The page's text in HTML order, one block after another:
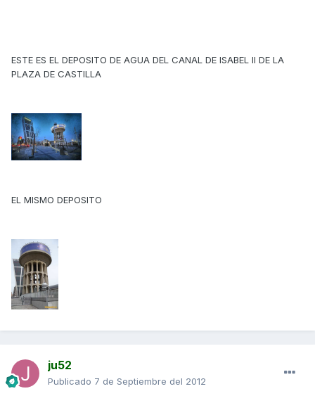
ESTE ES EL DEPOSITO DE AGUA DEL CANAL DE ISABEL II DE LA
PLAZA DE CASTILLA
EL MISMO DEPOSITO
ju52
Publicado 7 de Septiembre del 2012